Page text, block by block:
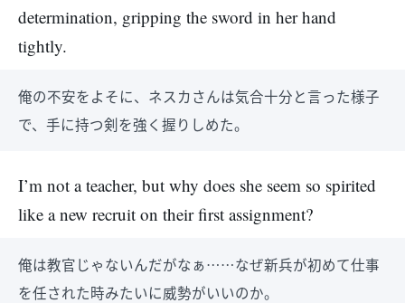
determination, gripping the sword in her hand
tightly.
俺の不安をよそに、ネスカさんは気合十分と言った様子
で、手に持つ剣を強く握りしめた。
I’m not a teacher, but why does she seem so spirited
like a new recruit on their first assignment?
俺は教官じゃないんだがなぁ……なぜ新兵が初めて仕事
を任された時みたいに威勢がいいのか。